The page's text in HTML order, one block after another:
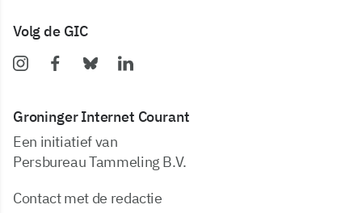
Volg de GIC
Groninger Internet Courant
Een initiatief van
Persbureau Tammeling B.V.
Contact met de redactie